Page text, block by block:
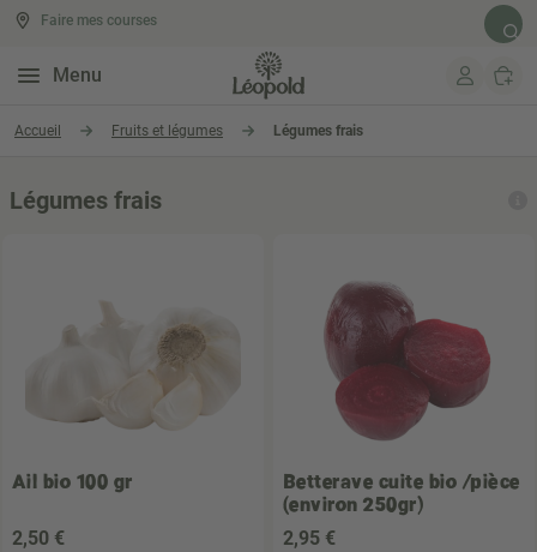
Aller au contenu
Menu
Faire mes courses
Accueil Fruits et légumes Légumes frais
Légumes frais
Ail bio 100 gr
2,50 €
Betterave cuite bio /pièce
(environ 250gr)
2,95 €